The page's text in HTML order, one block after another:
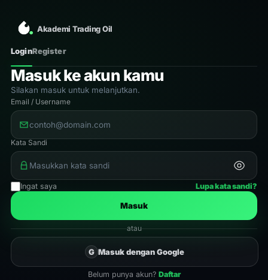
Akademi Trading Oil
LoginRegister
Masuk ke akun kamu
Silakan masuk untuk melanjutkan.
Email / Username
Kata Sandi
Ingat saya Lupa kata sandi?
Masuk
atau
G Masuk dengan Google
Belum punya akun? Daftar